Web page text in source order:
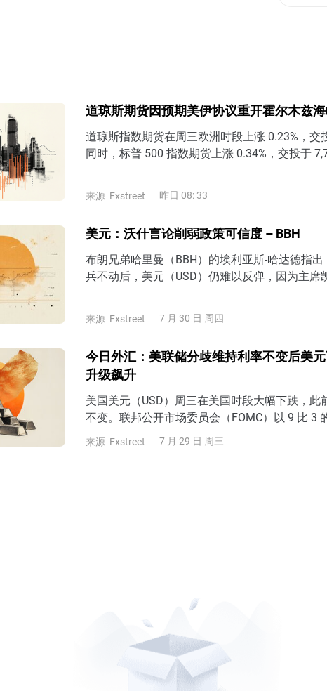
道琼斯期货因预期美伊协议重开霍尔木兹
道琼斯指数期货在周三欧洲时段上涨 0.23%，交
同时，标普 500 指数期货上涨 0.34%，交投于
来源 Fxstreet 昨日 08: 33
美元：沃什言论削弱政策可信度 – BBH
布朗兄弟哈里曼（BBH）的埃利亚斯-哈达德指
兵不动后，美元（USD）仍难以反弹，因为主席
来源 Fxstreet 7 月 30 日 周四
今日外汇：美联储分歧维持利率不变后美
升级飙升
美国美元（USD）周三在美国时段大幅下跌，此
不变。联邦公开市场委员会（FOMC）以 9 比 3
目标利率区间维持在 3.50%–3.75%
来源 Fxstreet 7 月 29 日 周三